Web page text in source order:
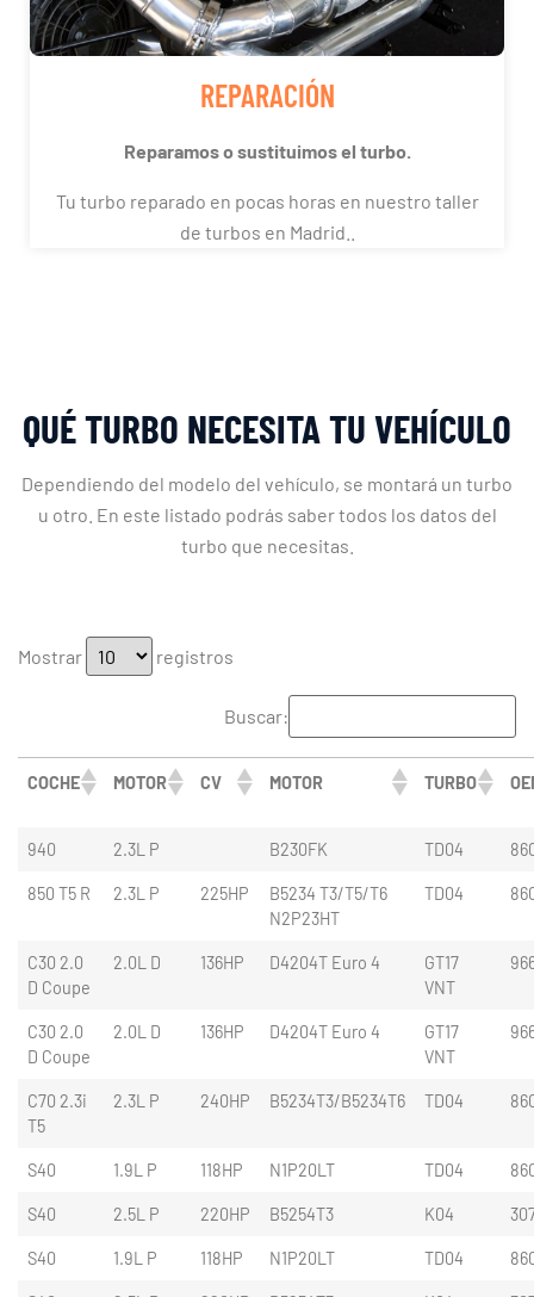
REPARACIÓN
Reparamos o sustituimos el turbo.
Tu turbo reparado en pocas horas en nuestro taller
de turbos en Madrid..
QUÉ TURBO NECESITA TU VEHÍCULO
Dependiendo del modelo del vehículo, se montará un turbo
u otro. En este listado podrás saber todos los datos del
turbo que necesitas.
Mostrar registros
Buscar:
COCHE MOTOR CV MOTOR TURBO
940 2.3L P B230FK TD04
850 T5 R 2.3L P 225HP
B5234 T3/T5/T6
N2P23HT
TD04
C30 2.0
D Coupe
2.0L D 136HP D4204T Euro 4
GT17
VNT
C30 2.0
D Coupe
2.0L D 136HP D4204T Euro 4
GT17
VNT
C70 2.3i
T5
2.3L P 240HP B5234T3/B5234T6 TD04
S40 1.9L P 118HP N1P20LT TD04
S40 2.5L P 220HP B5254T3 K04
S40 1.9L P 118HP N1P20LT TD04